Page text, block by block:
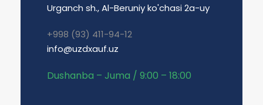
Urganch sh., Al-Beruniy ko'chasi 2a-uy
+998 (93) 411-94-12
info@uzdxauf.uz
Dushanba – Juma / 9:00 – 18:00